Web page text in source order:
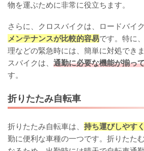
物を運ぶために非常に役立ちます。
さらに、クロスバイクは、ロードバイ
メンテナンスが比較的容易です。特に
理などの緊急時には、簡単に対処でき
スバイクは、 通勤に必要な機能が揃っ
す。
折りたたみ自転車
折りたたみ自転車は、 持ち運びしやす
勤に便利な車種の一つです。折りたた